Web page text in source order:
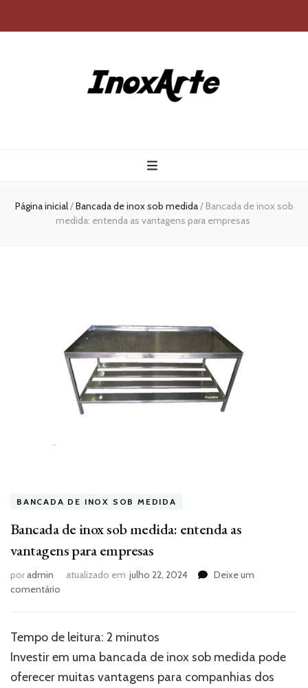
Página inicial/Bancada de inox sob medida/ Bancada de inox sob
medida: entenda as vantagens para empresas
BANCADA DE INOX SOB MEDIDA
Bancada de inox sob medida: entenda as
vantagens para empresas
poradmin atualizado em julho 22, 2024
Deixe um
comentário
inox
medida:
entenda
Tempo de leitura: 2 minutos
Investir em uma bancada de inox sob medida pode
oferecer muitas vantagens para companhias dos